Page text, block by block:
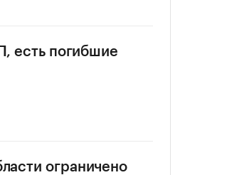
есть погибшие
ограничено